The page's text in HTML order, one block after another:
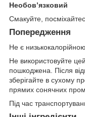
Необов’язковий
Смакуйте,
Попередження
Не є
Не використовуйте
пошкоджена. Після
зберігайте в сухому
прямих сонячних
Під час